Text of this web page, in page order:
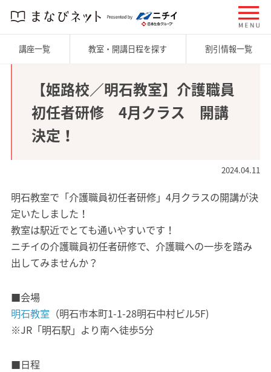
講座一覧 教室・開講日程を探す 割引情報一覧
【姫路校／明石教室】介護職員
初任者研修 4月クラス 開講
決定！
2024.04.11
明石教室で「介護職員初任者研修」4月クラスの開講が決
定いたしました！
教室は駅近でとても通いやすいです！
ニチイの介護職員初任者研修で、介護職への一歩を踏み
出してみませんか？
■会場
明石教室 （明石市本町1-1-28明石中村ビル5F)
※JR「明石駅」より南へ徒歩5分
■日程